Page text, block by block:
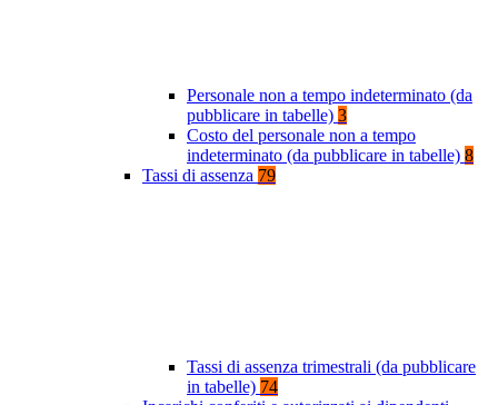
Personale non a tempo indeterminato (da
pubblicare in tabelle) 3
Costo del personale non a tempo
indeterminato (da pubblicare in tabelle) 8
Tassi di assenza 79
Tassi di assenza trimestrali (da pubblicare
in tabelle) 74